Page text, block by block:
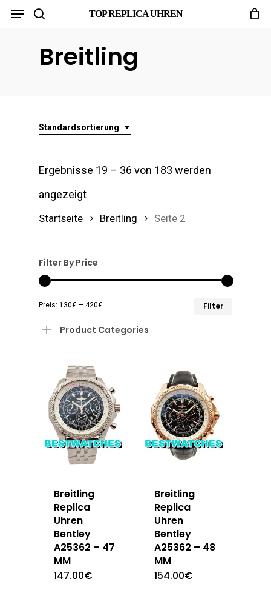
Skip
TOP REPLICA UHREN
Menu
Breitling
Standardsortierung
Ergebnisse 19 – 36 von 183 werden
angezeigt
Startseite Breitling Seite 2
Filter By Price
Filter
Preis: 130€ — 420€
Product Categories
Breitling
Replica
Uhren
Bentley
A25362 – 47
MM
147.00€
Breitling
Replica
Uhren
Bentley
A25362 – 48
MM
154.00€